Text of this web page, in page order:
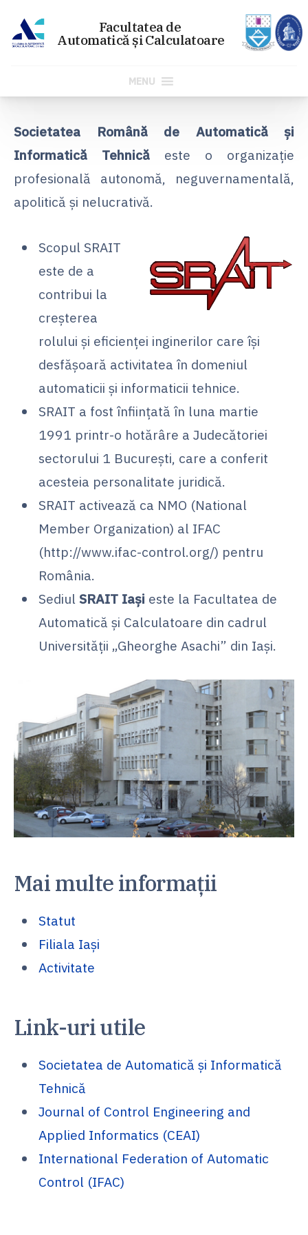
MENU
Societatea Română de Automatică și
Informatică Tehnică este o organizație
profesională autonomă, neguvernamentală,
apolitică și nelucrativă.
Scopul SRAIT
este de a
contribui la
creșterea
rolului și eficienței inginerilor care își
desfășoară activitatea în domeniul
automaticii și informaticii tehnice.
SRAIT a fost înființată în luna martie
1991 printr-o hotărâre a Judecătoriei
sectorului 1 București, care a conferit
acesteia personalitate juridică.
SRAIT activează ca NMO (National
Member Organization) al IFAC
(http://www.ifac-control.org/) pentru
România.
Sediul SRAIT Iași este la Facultatea de
Automatică și Calculatoare din cadrul
Universității „Gheorghe Asachi” din Iași.
Mai multe informații
Statut
Filiala Iași
Activitate
Link-uri utile
Societatea de Automatică și Informatică
Tehnică
Journal of Control Engineering and
Applied Informatics (CEAI)
International Federation of Automatic
Control (IFAC)